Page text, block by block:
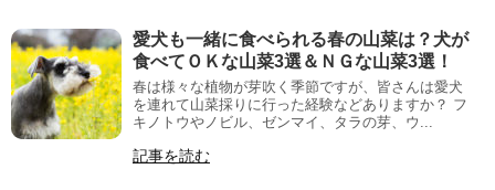
愛犬も一緒に食べられる春の山菜は？犬が
食べてＯＫな山菜3選＆ＮＧな山菜3選！
春は様々な植物が芽吹く季節ですが、皆さんは愛犬
を連れて山菜採りに行った経験などありますか？ フ
キノトウやノビル、ゼンマイ、タラの芽、ウ...
記事を読む